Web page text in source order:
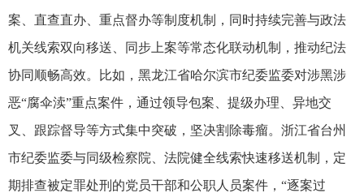
案、直查直办、重点督办等制度机制，同时持续完善与政法
机关线索双向移送、同步上案等常态化联动机制，推动纪法
协同顺畅高效。比如，黑龙江省哈尔滨市纪委监委对涉黑涉
恶“腐伞渎”重点案件，通过领导包案、提级办理、异地交
叉、跟踪督导等方式集中突破，坚决割除毒瘤。浙江省台州
市纪委监委与同级检察院、法院健全线索快速移送机制，定
期排查被定罪处刑的党员干部和公职人员案件，“逐案过